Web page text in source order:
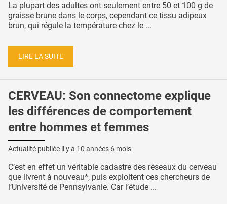
La plupart des adultes ont seulement entre 50 et 100 g de
graisse brune dans le corps, cependant ce tissu adipeux
brun, qui régule la température chez le ...
LIRE LA SUITE
CERVEAU: Son connectome explique
les différences de comportement
entre hommes et femmes
Actualité publiée il y a 10 années 6 mois
C’est en effet un véritable cadastre des réseaux du cerveau
que livrent à nouveau*, puis exploitent ces chercheurs de
l’Université de Pennsylvanie. Car l’étude ...